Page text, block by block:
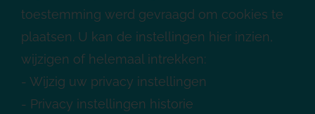
toestemming werd gevraagd om cookies te
plaatsen. U kan de instellingen hier inzien,
wijzigen of helemaal intrekken:
- Wijzig uw privacy instellingen
- Privacy instellingen historie